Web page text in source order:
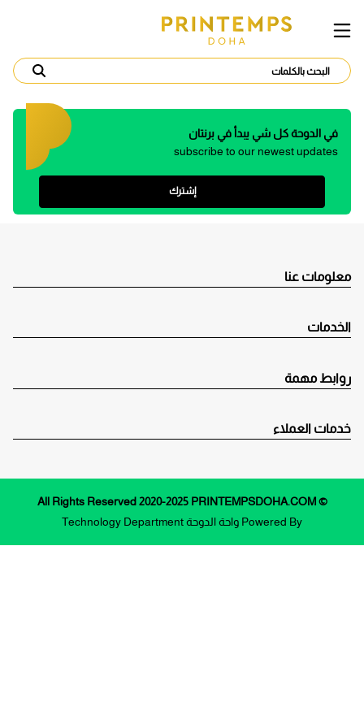
في الدوحة كل شي يبدأ في برنتان
subscribe to our newest updates
إشترك
معلومات عنا
الخدمات
روابط مهمة
خدمات العملاء
© All Rights Reserved 2020-2025 PRINTEMPSDOHA.COM
Powered By واحة الدوحة